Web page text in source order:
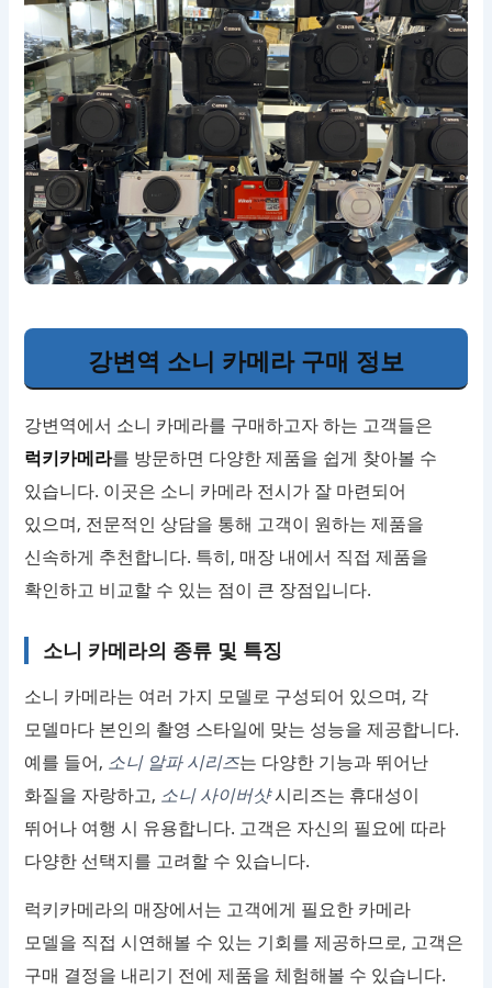
강변역 소니 카메라 구매 정보
강변역에서 소니 카메라를 구매하고자 하는 고객들은
럭키카메라를 방문하면 다양한 제품을 쉽게 찾아볼 수
있습니다. 이곳은 소니 카메라 전시가 잘 마련되어
있으며, 전문적인 상담을 통해 고객이 원하는 제품을
신속하게 추천합니다. 특히, 매장 내에서 직접 제품을
확인하고 비교할 수 있는 점이 큰 장점입니다.
소니 카메라의 종류 및 특징
소니 카메라는 여러 가지 모델로 구성되어 있으며, 각
모델마다 본인의 촬영 스타일에 맞는 성능을 제공합니다.
예를 들어, 소니 알파 시리즈는 다양한 기능과 뛰어난
화질을 자랑하고, 소니 사이버샷시리즈는 휴대성이
뛰어나 여행 시 유용합니다. 고객은 자신의 필요에 따라
다양한 선택지를 고려할 수 있습니다.
럭키카메라의 매장에서는 고객에게 필요한 카메라
모델을 직접 시연해볼 수 있는 기회를 제공하므로, 고객은
구매 결정을 내리기 전에 제품을 체험해볼 수 있습니다.